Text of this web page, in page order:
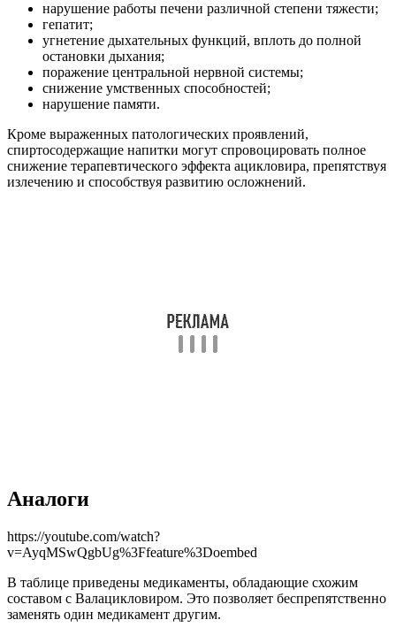
нарушение работы печени различной степени тяжести;
гепатит;
угнетение дыхательных функций, вплоть до полной
остановки дыхания;
поражение центральной нервной системы;
снижение умственных способностей;
нарушение памяти.
Кроме выраженных патологических проявлений,
спиртосодержащие напитки могут спровоцировать полное
снижение терапевтического эффекта ацикловира, препятствуя
излечению и способствуя развитию осложнений.
Аналоги
https://youtube.com/watch?
v=AyqMSwQgbUg%3Ffeature%3Doembed
В таблице приведены медикаменты, обладающие схожим
составом с Валацикловиром. Это позволяет беспрепятственно
заменять один медикамент другим.